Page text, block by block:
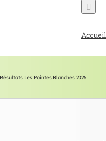
Accueil
Résultats Les Pointes Blanches 2025